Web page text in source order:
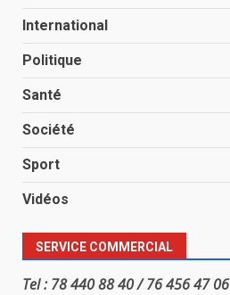
International
Politique
Santé
Société
Sport
Vidéos
SERVICE COMMERCIAL
Tel : 78 440 88 40 / 76 456 47 06